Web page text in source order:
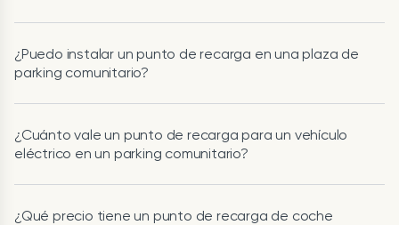
¿Puedo instalar un punto de recarga en una plaza de
parking comunitario?
¿Cuánto vale un punto de recarga para un vehículo
eléctrico en un parking comunitario?
¿Qué precio tiene un punto de recarga de coche